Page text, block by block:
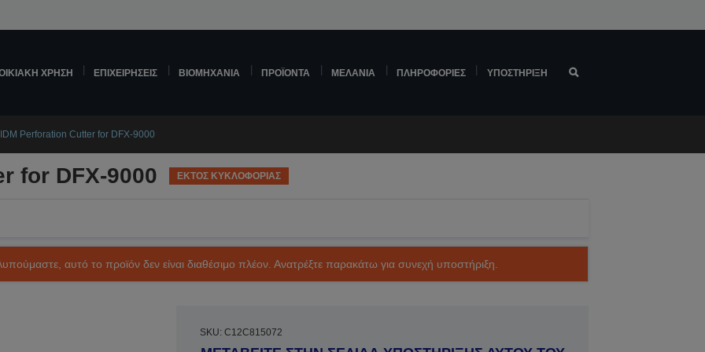
ΧΡΉΣΗ ΕΠΙΧΕΙΡΉΣΕΙΣ ΒΙΟΜΗΧΑΝΊΑ ΠΡΟΪΌΝΤΑ ΜΕΛΆΝΙΑ ΠΛΗΡΟΦΟΡΊΕΣ ΥΠΟΣΤΉΡΙΞΗ
Perforation Cutter for DFX-9000
for DFX-9000 ΕΚΤΟΣ ΚΥΚΛΟΦΟΡΙΑΣ
αυτό το προϊόν δεν είναι διαθέσιμο πλέον. Ανατρέξτε παρακάτω για συνεχή υποστήριξη.
SKU: C12C815072